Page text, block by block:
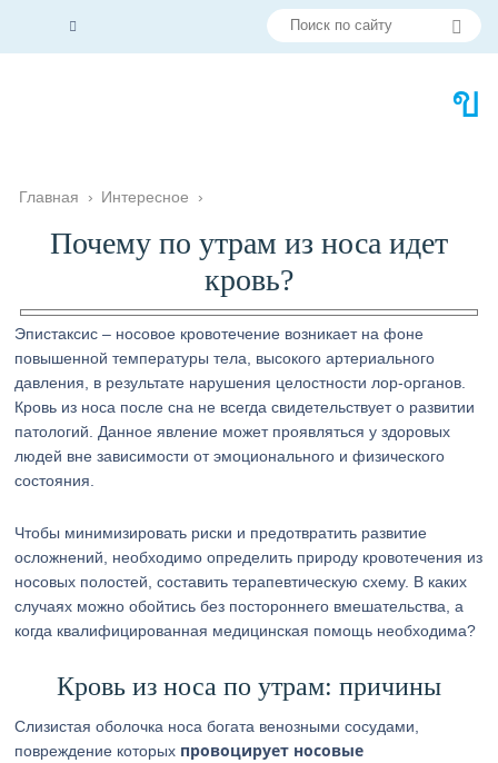
Главная › Интересное ›
Почему по утрам из носа идет
кровь?
Эпистаксис – носовое кровотечение возникает на фоне
повышенной температуры тела, высокого артериального
давления, в результате нарушения целостности лор-органов.
Кровь из носа после сна не всегда свидетельствует о развитии
патологий. Данное явление может проявляться у здоровых
людей вне зависимости от эмоционального и физического
состояния.
Чтобы минимизировать риски и предотвратить развитие
осложнений, необходимо определить природу кровотечения из
носовых полостей, составить терапевтическую схему. В каких
случаях можно обойтись без постороннего вмешательства, а
когда квалифицированная медицинская помощь необходима?
Кровь из носа по утрам: причины
Слизистая оболочка носа богата венозными сосудами,
повреждение которых провоцирует носовые